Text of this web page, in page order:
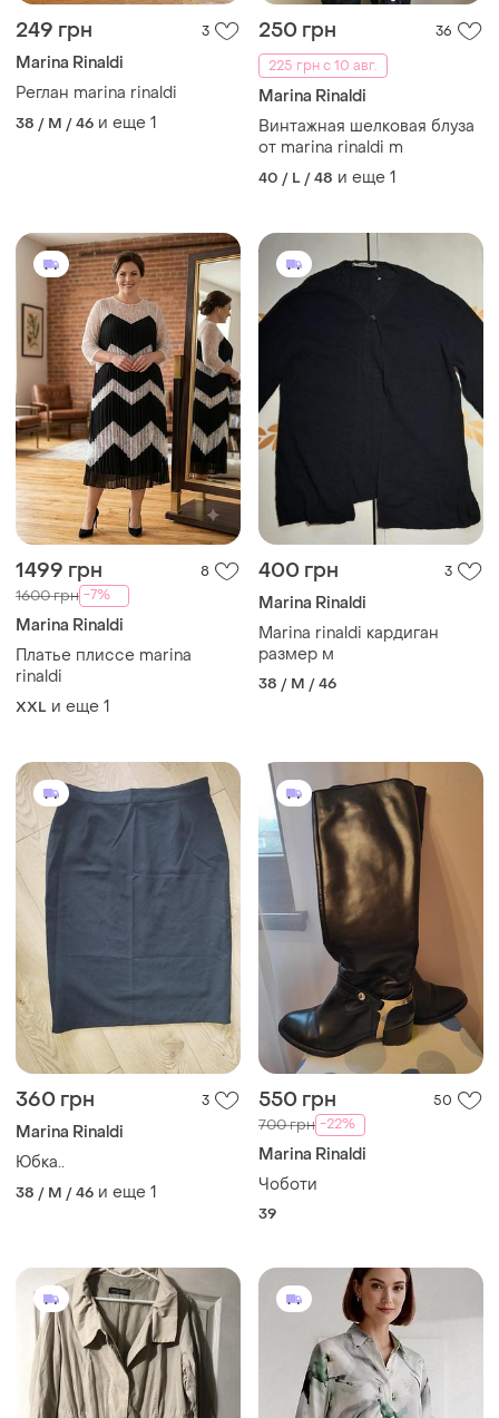
249 грн 3
Marina Rinaldi
Реглан marina rinaldi
38 / M / 46 и еще 1
250 грн
36
225 грн с 10 авг.
Marina Rinaldi
Винтажная шелковая блуза
от marina rinaldi m
40 / L / 48 и еще 1
1499 грн 8
1600 грн -7%
Marina Rinaldi
Платье плиссе marina
rinaldi
XXL и еще 1
400 грн 3
Marina Rinaldi
Marina rinaldi кардиган
размер м
38 / M / 46
360 грн 3
Marina Rinaldi
Юбка..
38 / M / 46 и еще 1
550 грн 50
700 грн -22%
Marina Rinaldi
Чоботи
39